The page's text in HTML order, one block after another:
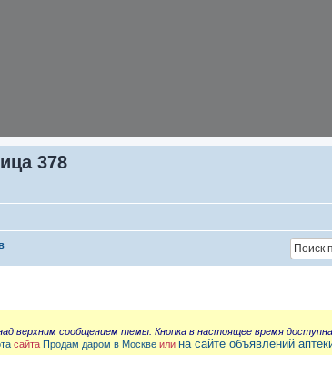
378
верхним сообщением темы. Кнопка в настоящее время
сайта Продам даром в Москве или на сайте объявлений